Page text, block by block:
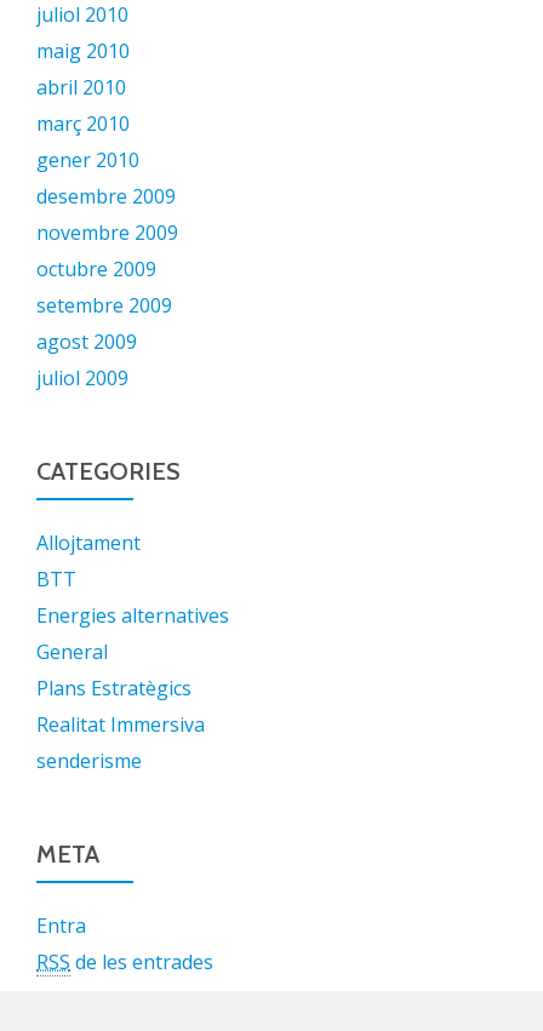
juliol 2010
maig 2010
abril 2010
març 2010
gener 2010
desembre 2009
novembre 2009
octubre 2009
setembre 2009
agost 2009
juliol 2009
CATEGORIES
Allojtament
BTT
Energies alternatives
General
Plans Estratègics
Realitat Immersiva
senderisme
META
Entra
RSS de les entrades